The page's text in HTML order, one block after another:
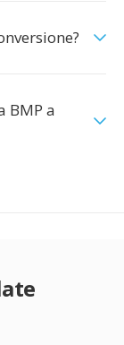
BMP a